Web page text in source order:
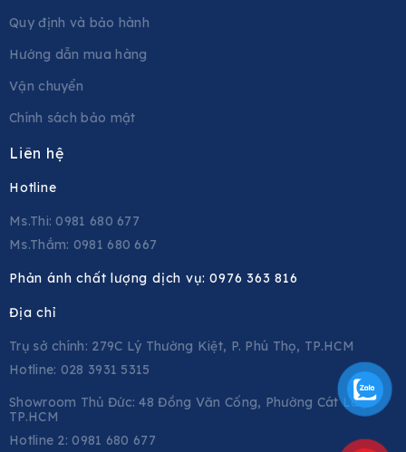
Quy định và bảo hành
Hướng dẫn mua hàng
Vận chuyển
Chính sách bảo mật
Liên hệ
Hotline
Ms.Thi: 0981 680 677
Ms.Thắm: 0981 680 667
Phản ánh chất lượng dịch vụ:0976 363 816
Địa chỉ
Trụ sở chính: 279C Lý Thường Kiệt, P. Phú Thọ, TP.HCM
Hotline: 028 3931 5315
Showroom Thủ Đức: 48 Đồng Văn Cống, Phường Cát Lái,
TP.HCM
Hotline 2:0981 680 677